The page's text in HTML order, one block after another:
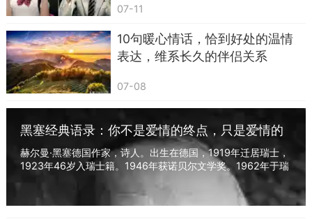
第六句：我偶尔也会忽略你的感受，往后的日
子，我会多顾及你的想法。
两个人朝夕相处，难免会因为粗心大意，忽略
对方细微的情绪变化，比如只顾着玩手机、专注工
作，忘记了对方想要倾诉的心事。不少人明明意识
到自己做得不妥，却碍于面子不肯主动提及，小事
慢慢堆积，最后变成激烈的争吵。主动坦诚自己的
疏忽，并且表达往后会加以留意，这份自省的态度
格外难得。这句话不会显得卑微，反而体现出愿意
07-11
10句暖心情话，恰到好处的温情
表达，维系长久的伴侣关系
07-08
黑塞经典语录：你不是爱情的终点，只是爱情的
原动力
赫尔曼·黑塞德国作家，诗人。出生在德国，1919年迁居瑞士，
1923年46岁入瑞士籍。1946年获诺贝尔文学奖。1962年于瑞
士家中去世，享年85岁。爱好音乐与绘画，是一...